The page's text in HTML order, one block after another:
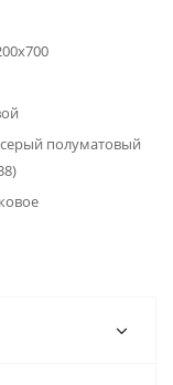
полуматовый